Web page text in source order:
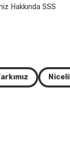
Hakkında SSS